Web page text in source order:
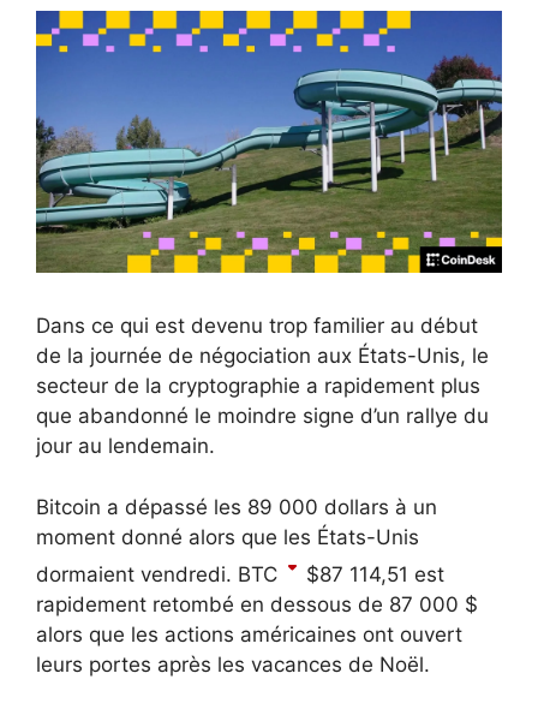
Dans ce qui est devenu trop familier au début
de la journée de négociation aux États-Unis, le
secteur de la cryptographie a rapidement plus
que abandonné le moindre signe d’un rallye du
jour au lendemain.
Bitcoin a dépassé les 89 000 dollars à un
moment donné alors que les États-Unis
dormaient vendredi. BTC $87 114,51 est
rapidement retombé en dessous de 87 000 $
alors que les actions américaines ont ouvert
leurs portes après les vacances de Noël.